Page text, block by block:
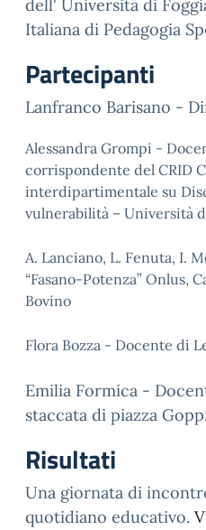
dell' Università di
Italiana di Pedagogia
Partecipanti
Lanfranco Barisano -
Alessandra Grompi -
corrispondente del CRID
interdipartimentale su
vulnerabilità – Università
A. Lanciano, L. Fenuta, I.
“Fasano-Potenza” Onlus,
Bovino
Flora Bozza - Docente di
Emilia Formica -
staccata di piazza
Risultati
Una giornata di
quotidiano educativo.